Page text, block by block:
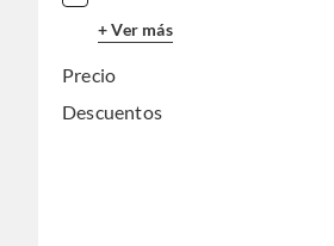
+ Ver más
Precio
Descuentos